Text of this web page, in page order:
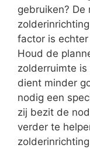
gebruiken? De
factor is
Houd de
zolderruimte
dient minder
nodig een
zij bezit de
verder te